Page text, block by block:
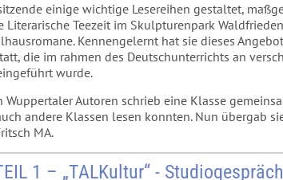
einige wichtige Lesereihen gestaltet,
Literarische Teezeit im Skulpturenpark
Kennengelernt hat sie dieses
die im rahmen des Deutschunterrichts an
wurde.
Autoren schrieb eine Klasse
andere Klassen lesen konnten. Nun übergab
MA.
1 – „TALKultur“ -